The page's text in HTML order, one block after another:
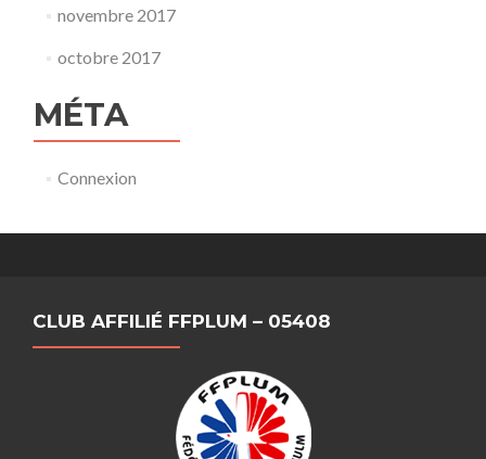
novembre 2017
octobre 2017
MÉTA
Connexion
CLUB AFFILIÉ FFPLUM – 05408